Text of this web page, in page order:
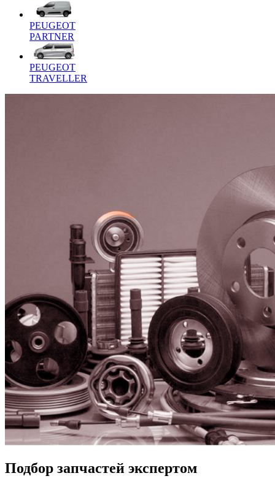
PEUGEOT
PARTNER
PEUGEOT
TRAVELLER
Подбор запчастей экспертом